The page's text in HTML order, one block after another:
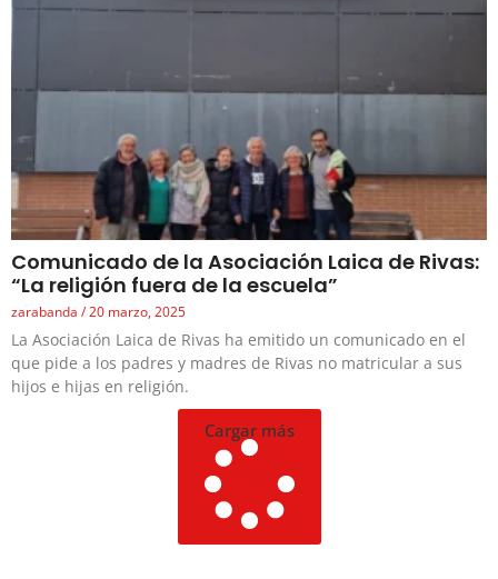
Comunicado de la Asociación Laica de Rivas:
“La religión fuera de la escuela”
zarabanda 20 marzo, 2025
La Asociación Laica de Rivas ha emitido un comunicado en el
que pide a los padres y madres de Rivas no matricular a sus
hijos e hijas en religión.
Cargar más